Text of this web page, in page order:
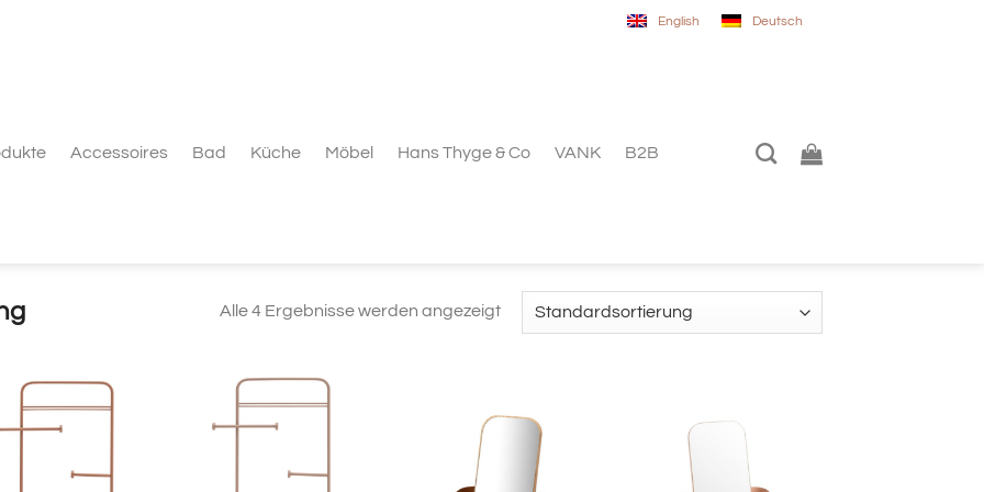
English Deutsch
Accessoires Bad Küche Möbel Hans Thyge & Co VANK B2B
Alle 4 Ergebnisse werden angezeigt